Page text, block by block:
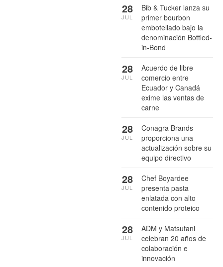
Bib & Tucker lanza su
primer bourbon
embotellado bajo la
denominación Bottled-
in-Bond
28
JUL
Acuerdo de libre
comercio entre
Ecuador y Canadá
exime las ventas de
carne
28
JUL
Conagra Brands
proporciona una
actualización sobre su
equipo directivo
28
JUL
Chef Boyardee
presenta pasta
enlatada con alto
contenido proteico
28
JUL
ADM y Matsutani
celebran 20 años de
colaboración e
innovación
28
JUL